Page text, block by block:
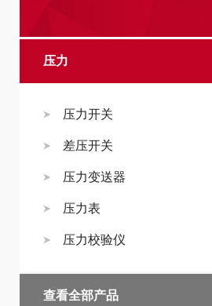
压力
压力开关
差压开关
压力变送器
压力表
压力校验仪
查看全部产品